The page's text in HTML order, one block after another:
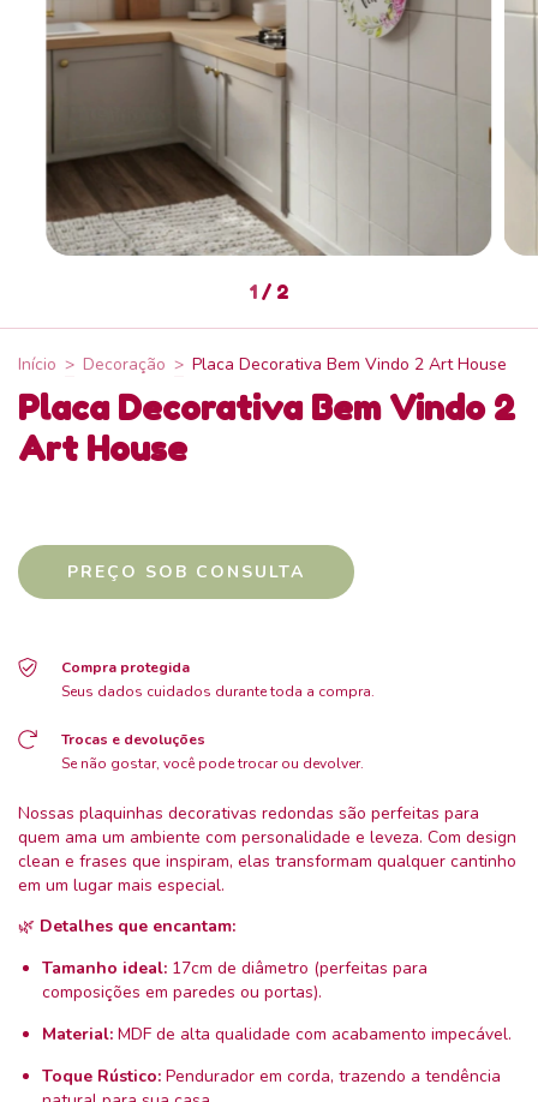
1 / 2
Início > Decoração > Placa Decorativa Bem Vindo 2 Art House
Placa Decorativa Bem Vindo 2
Art House
Compra protegida
Seus dados cuidados durante toda a compra.
Trocas e devoluções
Se não gostar, você pode trocar ou devolver.
Nossas plaquinhas decorativas redondas são perfeitas para
quem ama um ambiente com personalidade e leveza. Com design
clean e frases que inspiram, elas transformam qualquer cantinho
em um lugar mais especial.
🌿 Detalhes que encantam:
Tamanho ideal: 17cm de diâmetro (perfeitas para
composições em paredes ou portas).
Material: MDF de alta qualidade com acabamento impecável.
Toque Rústico: Pendurador em corda, trazendo a tendência